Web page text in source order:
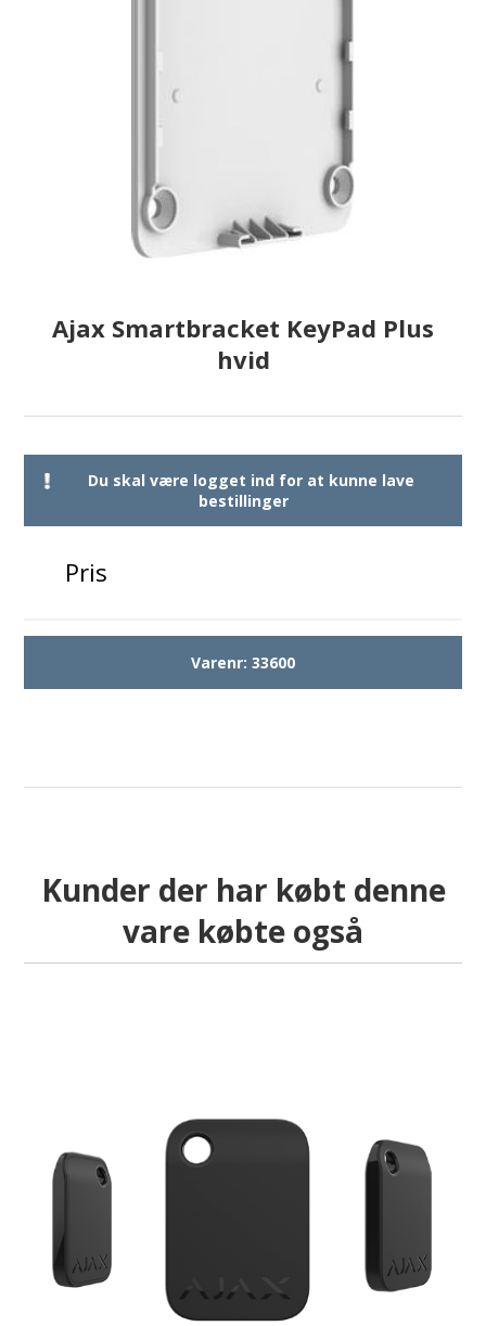
Ajax Smartbracket KeyPad Plus
hvid
Du skal være logget ind for at kunne lave
bestillinger
Pris
Varenr: 33600
Kunder der har købt denne
vare købte også